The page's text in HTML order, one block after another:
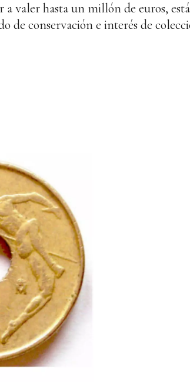
a valer hasta un millón de euros, está
de conservación e interés de